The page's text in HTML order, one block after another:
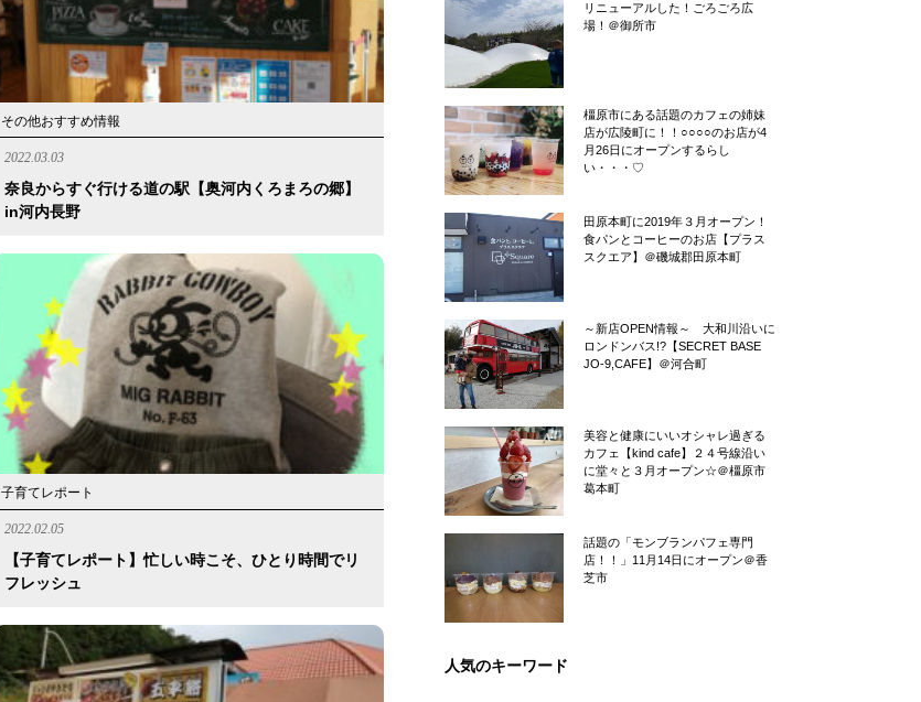
その他おすすめ情報
2022.03.03
奈良からすぐ行ける道の駅【奥河内くろまろの郷】
in河内長野
子育てレポート
2022.02.05
【子育てレポート】忙しい時こそ、ひとり時間でリ
フレッシュ
リニューアルした！ごろごろ広
場！＠御所市
橿原市にある話題のカフェの姉妹
店が広陵町に！！○○○○のお店が4
月26日にオープンするらし
い・・・♡
田原本町に2019年３月オープン！
食パンとコーヒーのお店【プラス
スクエア】＠磯城郡田原本町
～新店OPEN情報～ 大和川沿いに
ロンドンバス!?【SECRET BASE
JO-9,CAFE】＠河合町
美容と健康にいいオシャレ過ぎる
カフェ【kind cafe】２４号線沿い
に堂々と３月オープン☆＠橿原市
葛本町
話題の「モンブランパフェ専門
店！！」11月14日にオープン＠香
芝市
人気のキーワード